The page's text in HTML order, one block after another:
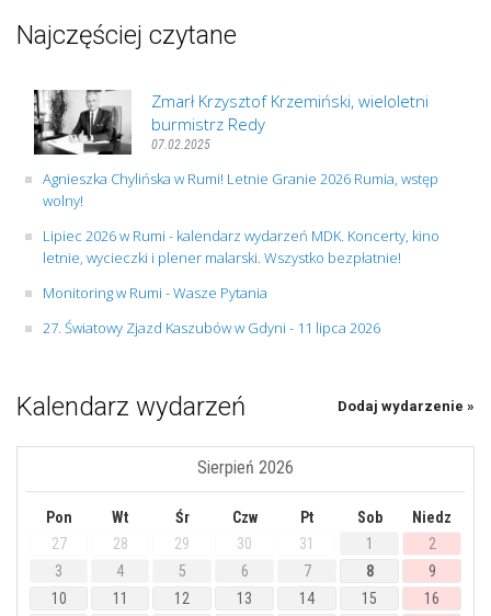
Najczęściej czytane
Zmarł Krzysztof Krzemiński, wieloletni
burmistrz Redy
07.02.2025
Agnieszka Chylińska w Rumi! Letnie Granie 2026 Rumia, wstęp
wolny!
Lipiec 2026 w Rumi - kalendarz wydarzeń MDK. Koncerty, kino
letnie, wycieczki i plener malarski. Wszystko bezpłatnie!
Monitoring w Rumi - Wasze Pytania
27. Światowy Zjazd Kaszubów w Gdyni - 11 lipca 2026
Kalendarz wydarzeń Dodaj wydarzenie »
Sierpień 2026
Pon Wt Śr Czw Pt Sob
Niedz
27
28 29 30 31 1
2
3
4 5 6 7 8
9
10
11 12 13 14 15
16